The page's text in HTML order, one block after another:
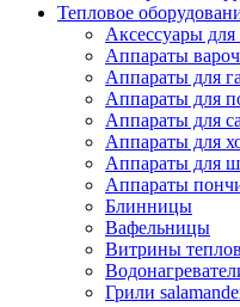
Тепловое
Аксессуары для
Аппараты
Аппараты для
Аппараты для
Аппараты для
Аппараты для
Аппараты для
Аппараты
Блинницы
Вафельницы
Витрины
Грили